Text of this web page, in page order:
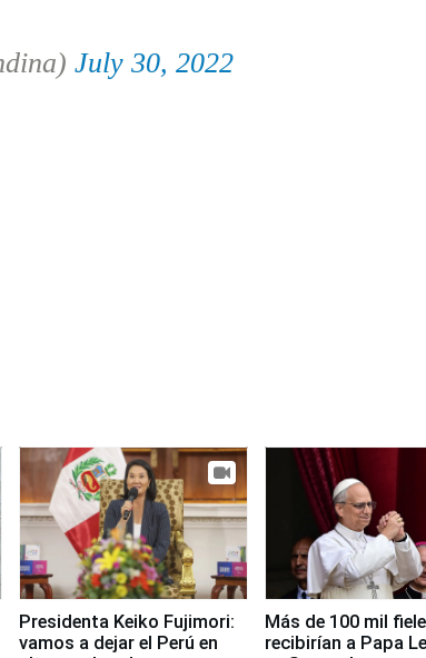
July 30, 2022
Presidenta Keiko Fujimori:
vamos a dejar el Perú en
Más de 100 mil
recibirían a Papa